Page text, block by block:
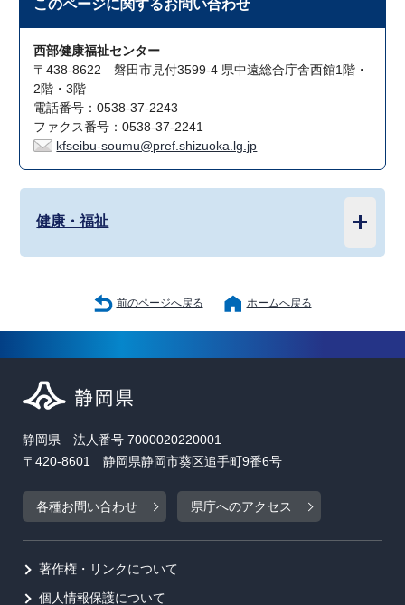
このページに関するお問い合わせ
西部健康福祉センター
〒438-8622 磐田市見付3599-4 県中遠総合庁舎西館1階・
2階・3階
電話番号：0538-37-2243
ファクス番号：0538-37-2241
kfseibu-soumu@pref.shizuoka.lg.jp
健康・福祉
前のページへ戻る ホームへ戻る
静岡県 法人番号 7000020220001
〒420-8601 静岡県静岡市葵区追手町9番6号
各種お問い合わせ 県庁へのアクセス
著作権・リンクについて
個人情報保護について